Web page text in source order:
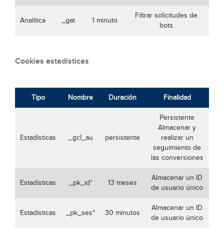
Analítica _gat 1 minuto
Filtrar solicitudes de
bots
Cookies estadísticas
Tipo Nombre Duración Finalidad
Estadísticas _gcl_au persistente
Persistente
Almacenar y
realizar un
seguimiento de
las conversiones
Estadísticas _pk_id* 13 meses
Almacenar un ID
de usuario único
Estadísticas _pk_ses* 30 minutos
Almacenar un ID
de usuario único